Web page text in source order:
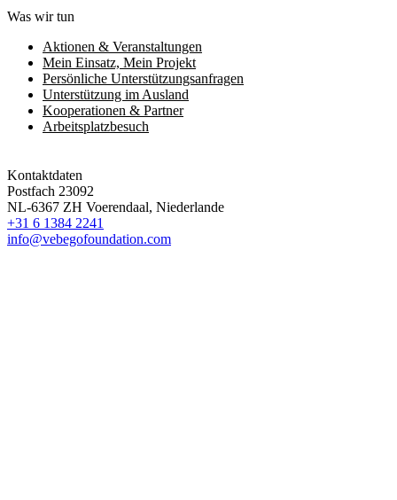
Was wir tun
Aktionen & Veranstaltungen
Mein Einsatz, Mein Projekt
Persönliche Unterstützungsanfragen
Unterstützung im Ausland
Kooperationen & Partner
Arbeitsplatzbesuch
Kontaktdaten
Postfach 23092
NL-6367 ZH Voerendaal, Niederlande
+31 6 1384 2241
info@vebegofoundation.com